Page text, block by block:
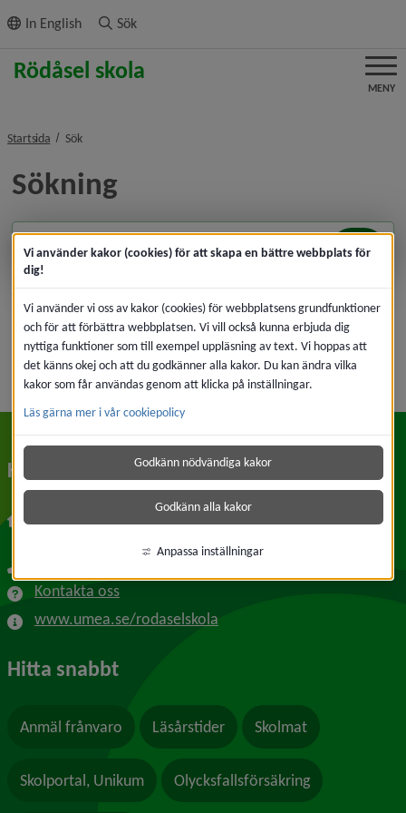
innehållet
In English Sök
MENY
Startsida Söknivå i brödsmulenavigeringen
Sökning
Sök
Kontakt
Kontakta oss
www.umea.se/rodaselskola
Hitta snabbt
Anmäl frånvaro Läsårstider Skolmat
Skolportal, Unikum Olycksfallsförsäkring
Vi använder kakor (cookies) för att skapa en bättre webbplats för
dig!
Vi använder vi oss av kakor (cookies) för webbplatsens grundfunktioner
och för att förbättra webbplatsen. Vi vill också kunna erbjuda dig
nyttiga funktioner som till exempel uppläsning av text. Vi hoppas att
det känns okej och att du godkänner alla kakor. Du kan ändra vilka
kakor som får användas genom att klicka på inställningar.
Läs gärna mer i vår cookiepolicy
Godkänn nödvändiga kakor
Godkänn alla kakor
Anpassa inställningar